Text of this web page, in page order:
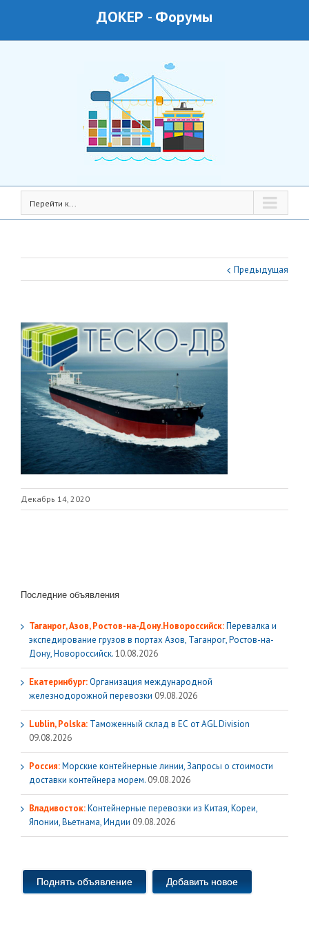
ДОКЕР - Форумы
Перейти к...
Предыдущая
Декабрь 14, 2020
Последние объявления
Таганрог, Азов, Ростов-на-Дону.Новороссийск:Перевалка и
экспедирование грузов в портах Азов, Таганрог, Ростов-на-
Дону, Новороссийск.10.08.2026
Екатеринбург:Организация международной
железнодорожной перевозки 09.08.2026
Lublin, Polska: Таможенный склад в ЕС от AGL Division
09.08.2026
Россия:Морские контейнерные линии, Запросы о стоимости
доставки контейнера морем. 09.08.2026
Владивосток:Контейнерные перевозки из Китая, Кореи,
Японии, Вьетнама, Индии 09.08.2026
Поднять объявление Добавить новое